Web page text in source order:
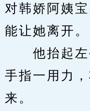
对韩娇阿姨
能让她离开。
他抬起左
手指一用力
来。